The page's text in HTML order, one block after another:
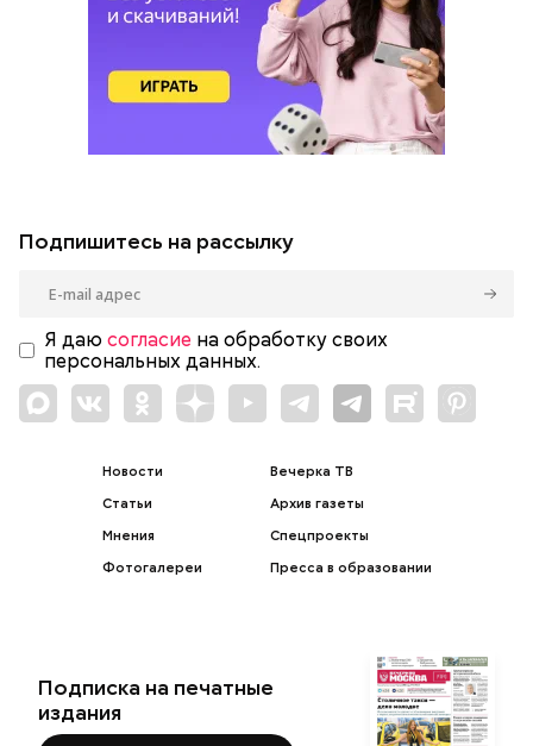
Подпишитесь на рассылку
Я даю согласие на обработку своих
персональных данных.
Новости
Статьи
Мнения
Фотогалереи
Вечерка ТВ
Архив газеты
Спецпроекты
Пресса в образовании
Подписка на печатные
издания